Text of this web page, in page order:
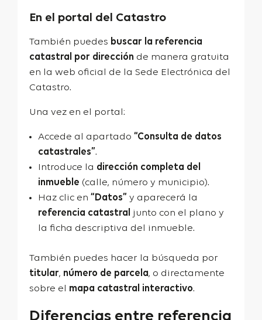
En el portal del Catastro
También puedes buscar la referencia
catastral por dirección de manera gratuita
en la web oficial de la Sede Electrónica del
Catastro.
Una vez en el portal:
Accede al apartado “Consulta de datos
catastrales”.
Introduce la dirección completa del
inmueble (calle, número y municipio).
Haz clic en “Datos” y aparecerá la
referencia catastral junto con el plano y
la ficha descriptiva del inmueble.
También puedes hacer la búsqueda por
titular, número de parcela, o directamente
sobre el mapa catastral interactivo.
Diferencias entre referencia